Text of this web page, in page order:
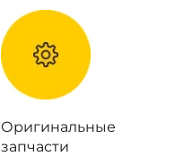
Оригинальные
запчасти